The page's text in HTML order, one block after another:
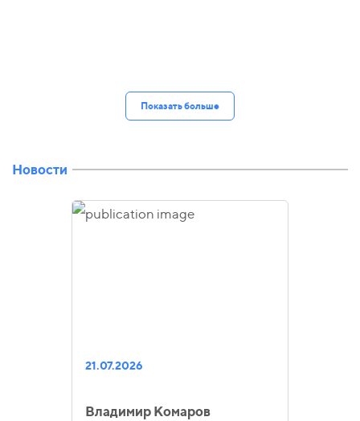
Показать больше
Новости
21.07.2026
Владимир Комаров